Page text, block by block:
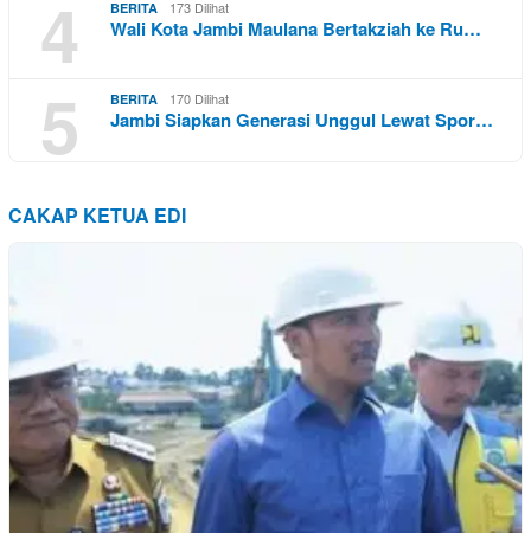
4 BERITA 173 Dilihat
Wali Kota Jambi Maulana Bertakziah ke Ru…
5 BERITA 170 Dilihat
Jambi Siapkan Generasi Unggul Lewat Spor…
CAKAP KETUA EDI